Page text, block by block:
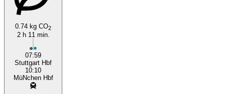
0.74 kg CO2
2 h 11 min.
07:59
Stuttgart Hbf
10:10
MüNchen Hbf